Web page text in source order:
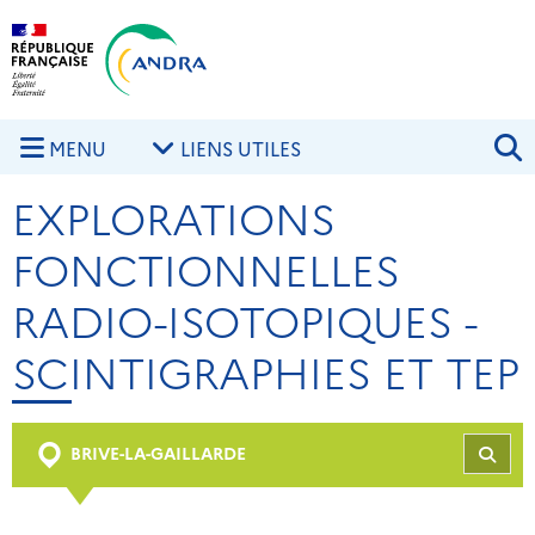
Aller au contenu principal
MENU LIENS UTILES
EXPLORATIONS
FONCTIONNELLES
RADIO-ISOTOPIQUES -
SCINTIGRAPHIES ET TEP
BRIVE-LA-GAILLARDE